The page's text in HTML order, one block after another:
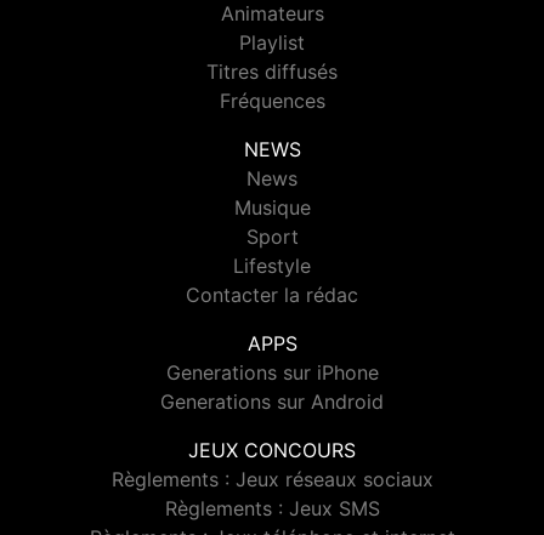
Animateurs
Playlist
Titres diffusés
Fréquences
NEWS
News
Musique
Sport
Lifestyle
Contacter la rédac
APPS
Generations sur iPhone
Generations sur Android
JEUX CONCOURS
Règlements : Jeux réseaux sociaux
Règlements : Jeux SMS